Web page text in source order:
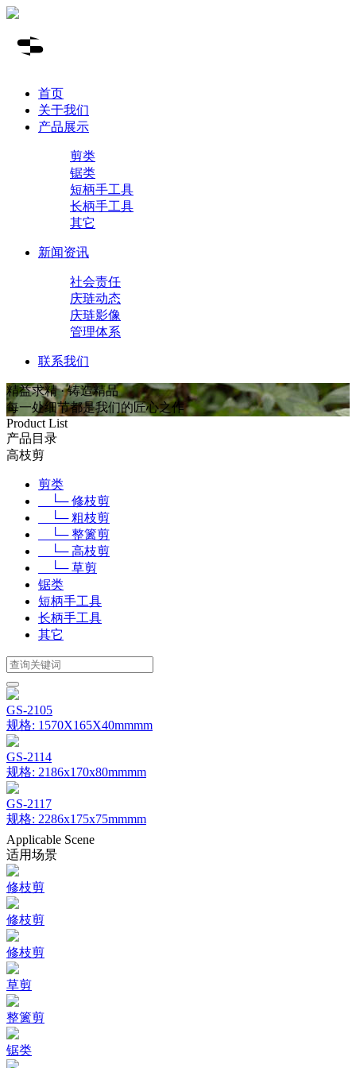
首页
关于我们
产品展示
剪类
锯类
短柄手工具
长柄手工具
其它
新闻资讯
社会责任
庆琏动态
庆琏影像
管理体系
联系我们
精益求精 · 铸造精品
每一处细节都是我们的匠心之作
Product List
产品目录
高枝剪
剪类
└─ 修枝剪
└─ 粗枝剪
└─ 整篱剪
└─ 高枝剪
└─ 草剪
锯类
短柄手工具
长柄手工具
其它
GS-2105
规格: 1570X165X40mmmm
GS-2114
规格: 2186x170x80mmmm
GS-2117
规格: 2286x175x75mmmm
Applicable Scene
适用场景
修枝剪
修枝剪
修枝剪
草剪
整篱剪
锯类